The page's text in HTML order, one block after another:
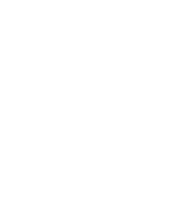
/ medicamentos
é
capacidade em
e assuntos regulatórios,
e exceder
regulatórios. A
é o resultado de
em pesquisa e